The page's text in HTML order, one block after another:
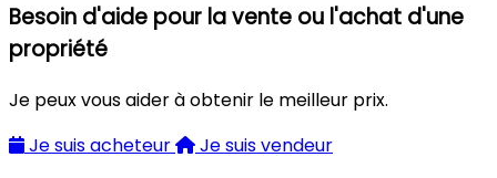
Besoin d'aide pour la vente ou l'achat d'une
propriété
Je peux vous aider à obtenir le meilleur prix.
Je suis acheteur
Je suis vendeur